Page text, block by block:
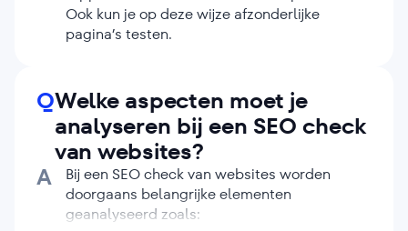
Ook kun je op deze wijze afzonderlijke
pagina’s testen.
QWelke aspecten moet je
analyseren bij een SEO check
van websites?
A
Bij een SEO check van websites worden
doorgaans belangrijke elementen
geanalyseerd zoals: